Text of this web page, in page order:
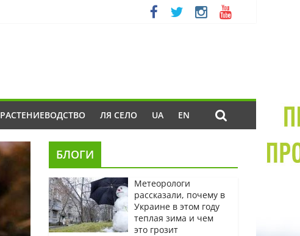
РАСТЕНИЕВОДСТВО ЛЯ СЕЛО UA EN
БЛОГИ
Метеорологи
рассказали, почему в
Украине в этом году
теплая зима и чем
это грозит